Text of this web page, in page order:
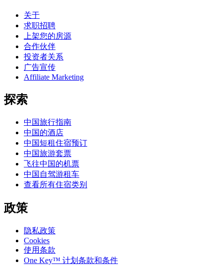
关于
求职招聘
上架您的房源
合作伙伴
投资者关系
广告宣传
Affiliate Marketing
探索
中国旅行指南
中国的酒店
中国短租住宿预订
中国旅游套票
飞往中国的机票
中国自驾游租车
查看所有住宿类别
政策
隐私政策
Cookies
使用条款
One Key™ 计划条款和条件